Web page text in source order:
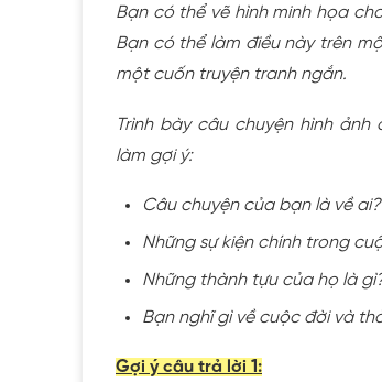
Bạn có thể vẽ hình minh họa
Bạn có thể làm điều này trên
một cuốn truyện tranh ngắn.
Trình bày câu chuyện hình
làm gợi ý:
Câu chuyện của bạn là về ai?
Những sự kiện chính trong
Những thành tựu của họ là
Bạn nghĩ gì về cuộc đời và
Gợi ý câu trả lời 1: